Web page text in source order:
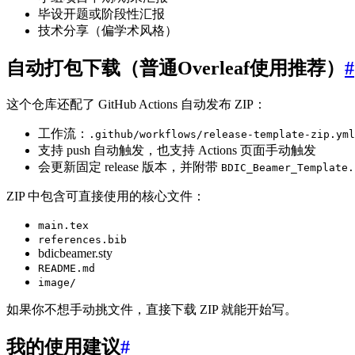
毕设开题或阶段性汇报
技术分享（偏学术风格）
自动打包下载（普通Overleaf使用推荐） #
这个仓库还配了 GitHub Actions 自动发布 ZIP：
工作流： .github/workflows/release-template-zip.yml
支持 push 自动触发，也支持 Actions 页面手动触发
会更新固定 release 版本，并附带
ZIP 中包含可直接使用的核心文件：
main.tex
references.bib
bdicbeamer.sty
README.md
image/
如果你不想手动挑文件，直接下载 ZIP 就能开始写。
我的使用建议#